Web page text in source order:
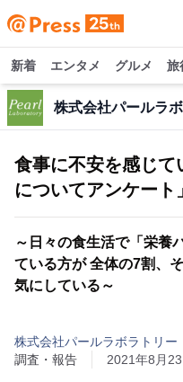
新着 エンタメ グルメ 旅
株式会社パールラ
食事に不安を感じ
についてアンケート
～日々の食生活で「栄養
ている方が 全体の7割、
気にしている～
株式会社パールラボラトリー
調査・報告
2021年8月